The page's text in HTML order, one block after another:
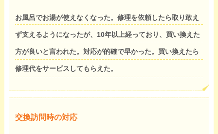
お風呂でお湯が使えなくなった。修理を依頼したら取り敢え
ず支えるようになったが、10年以上経っており、買い換えた
方が良いと言われた。対応が的確で早かった。買い換えたら
修理代をサービスしてもらえた。
交換訪問時の対応